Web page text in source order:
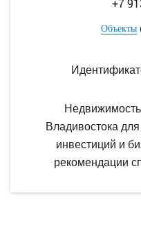
+7
Объекты
Владивостока
инвестиций и
рекомендации